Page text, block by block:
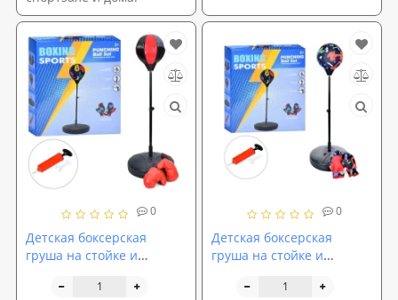
0
Детская боксерская
груша на стойке и
(напольный набор для
0
Детская боксерская
груша на стойке и
(напольный набор для